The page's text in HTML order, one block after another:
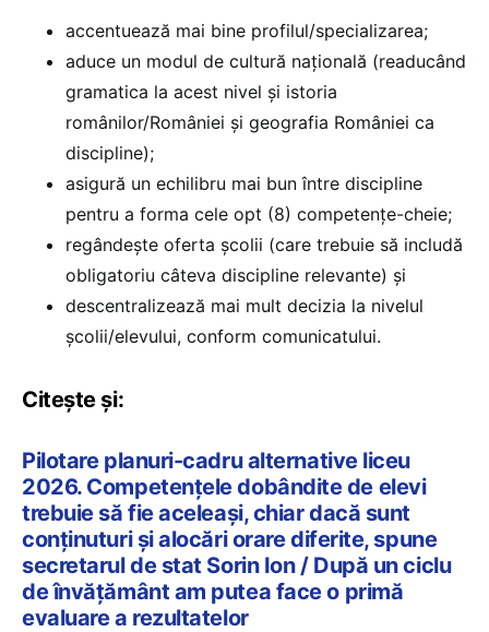
accentuează mai bine profilul/specializarea;
aduce un modul de cultură națională (readucând
gramatica la acest nivel și istoria
românilor/României și geografia României ca
discipline);
asigură un echilibru mai bun între discipline
pentru a forma cele opt (8) competențe-cheie;
regândește oferta școlii (care trebuie să includă
obligatoriu câteva discipline relevante) și
descentralizează mai mult decizia la nivelul
școlii/elevului, conform comunicatului.
Citește și:
Pilotare planuri-cadru alternative liceu
2026. Competențele dobândite de elevi
trebuie să fie aceleași, chiar dacă sunt
conținuturi și alocări orare diferite, spune
secretarul de stat Sorin Ion / După un ciclu
de învățământ am putea face o primă
evaluare a rezultatelor